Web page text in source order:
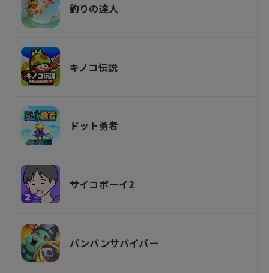
釣りの達人
キノコ伝説
ドット勇者
サイコボーイ2
バンバンサバイバー